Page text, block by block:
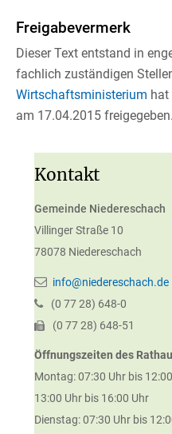
Freigabevermerk
Dieser Text entstand in
fachlich zuständigen
Wirtschaftsministerium hat
am 17.04.2015 freigegeben.
Kontakt
Gemeinde Niedereschach
Villinger Straße 10
78078 Niedereschach
info@niedereschach.de
(0 7728) 648-0
(0 7728) 648-51
Öffnungszeiten des
Montag: 07:30 Uhr bis
13:00 Uhr bis 16:00 Uhr
Dienstag: 07:30 Uhr bis